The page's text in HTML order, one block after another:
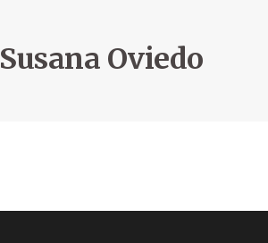
Susana Oviedo